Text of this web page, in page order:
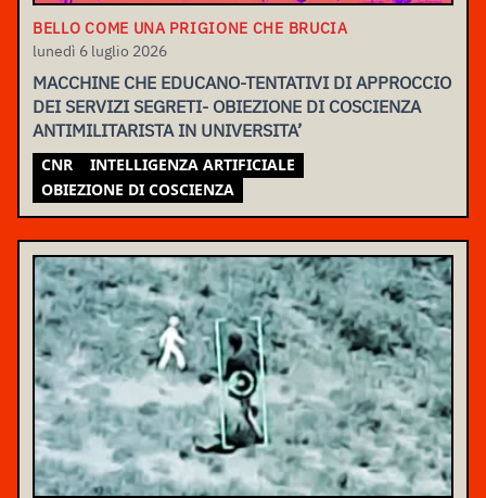
BELLO COME UNA PRIGIONE CHE BRUCIA
lunedì 6 luglio 2026
MACCHINE CHE EDUCANO-TENTATIVI DI APPROCCIO
DEI SERVIZI SEGRETI- OBIEZIONE DI COSCIENZA
ANTIMILITARISTA IN UNIVERSITA’
CNR
INTELLIGENZA ARTIFICIALE
OBIEZIONE DI COSCIENZA